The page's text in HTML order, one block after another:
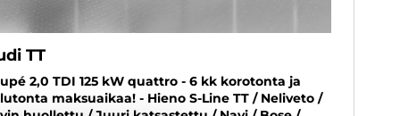
TT
2,0 TDI 125 kW quattro - 6 kk korotonta ja
maksuaikaa! - Hieno S-Line TT / Neliveto /